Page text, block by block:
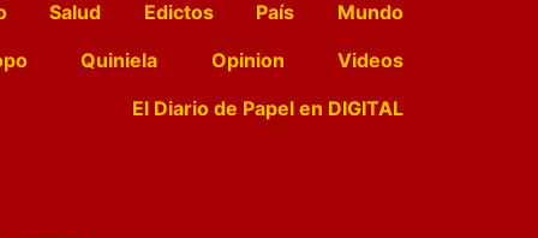
Salud Edictos País
Mundo
Quiniela Opinion
Videos
El Diario de Papel en DIGITAL